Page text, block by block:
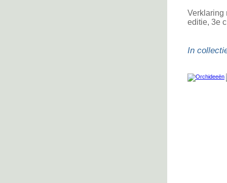
Verklaring
editie, 3e
In